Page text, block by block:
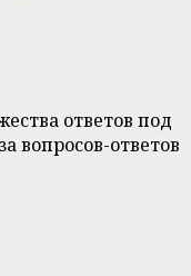
ответов под
вопросов-ответов